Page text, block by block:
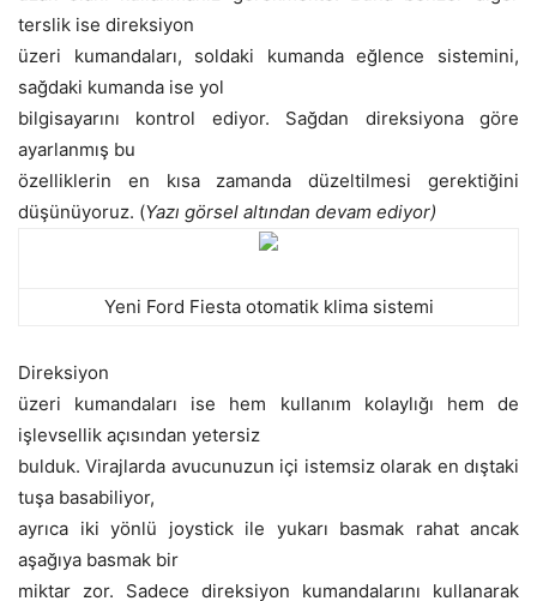
terslik ise direksiyon
üzeri kumandaları, soldaki kumanda eğlence sistemini,
sağdaki kumanda ise yol
bilgisayarını kontrol ediyor. Sağdan direksiyona göre
ayarlanmış bu
özelliklerin en kısa zamanda düzeltilmesi gerektiğini
düşünüyoruz. (Yazı görsel altından devam ediyor)
Yeni Ford Fiesta otomatik klima sistemi
Direksiyon
üzeri kumandaları ise hem kullanım kolaylığı hem de
işlevsellik açısından yetersiz
bulduk. Virajlarda avucunuzun içi istemsiz olarak en dıştaki
tuşa basabiliyor,
ayrıca iki yönlü joystick ile yukarı basmak rahat ancak
aşağıya basmak bir
miktar zor. Sadece direksiyon kumandalarını kullanarak